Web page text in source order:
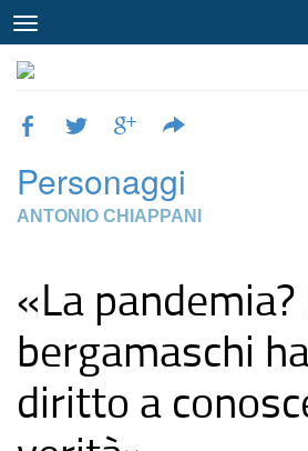
Personaggi
ANTONIO CHIAPPANI
«La pandemia?
bergamaschi
diritto a